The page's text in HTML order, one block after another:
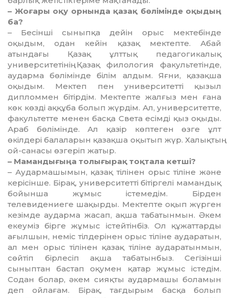
– Жоғары оқу орнында қазақ бөлімінде оқыдың
ба?
– Бесінші сыныпқа дейін орыс мектебінде
оқыдым, одан кейін қазақ мектепте. Абай
атындағы Қазақ ұлттық педагогикалық
университетінің Қазақ филология факультетінде,
аударма бөлімінде білім алдым. Яғни, қазақша
оқыдым. Мектеп пен университетті қызыл
дипломмен бітірдім. Мектепте жалғыз мен ғана
көк көзді аққұба болып жүрдім. Ал, университетте,
факультетте менен басқа Света есімді қыз оқыды.
Араб бөлімінде. Ал қазір көптеген өзге ұлт
өкілдері балаларын қазақша оқытып жүр. Халықтың
ой-санасы өзгеріп жатыр.
– Мамандығыңа толығырақ тоқтала кетші?
– Аудармашымын, қазақ тілінен орыс тіліне және
керісінше. Бірақ, университетті бітіргелі мамандық
бойынша жұмыс істемедім. Бірден
телевидениеге шақырды. Мектепте оқып жүрген
кезімде аударма жасап, ақша табатынмын. Әкем
екеуміз бірге жұмыс істейтінбіз. Ол құжаттарды
ағылшын, неміс тілдерінен орыс тіліне аударатын,
ал мен орыс тілінен қазақ тіліне аударатынмын,
сөйтіп бірлесіп ақша табатынбыз. Сегізінші
сыныптан бастап оқумен қатар жұмыс істедім.
Содан болар, әкем сияқты аудармашы боламын
деп ойлағам. Бірақ, тағдырым басқа болып